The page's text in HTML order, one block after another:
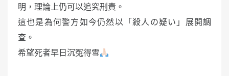
明，理論上仍可以追究刑責。
這也是為何警方如今仍然以「殺人の疑い」展開調
查。
希望死者早日沉冤得雪